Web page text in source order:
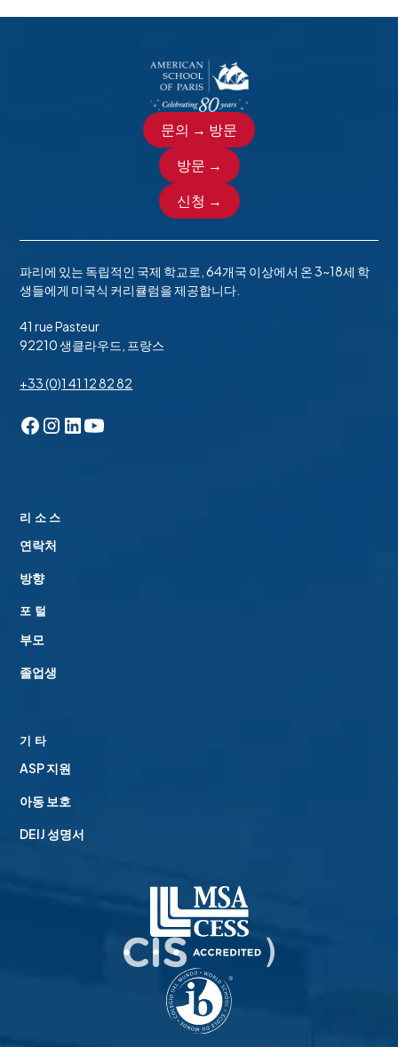
문의 → 방문
방문 →
신청 →
파리에 있는 독립적인 국제 학교로, 64개국 이상에서 온 3~18세 학
생들에게 미국식 커리큘럼을 제공합니다.
41 rue Pasteur
92210 생클라우드, 프랑스
+33 (0)1 41 12 82 82
리소스
연락처
방향
포털
부모
졸업생
기타
ASP 지원
아동 보호
DEIJ 성명서